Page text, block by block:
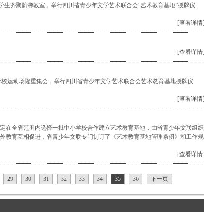
生齐聚阶梯教室，举行四川省青少年文学艺术联合会“艺术教育基地”授牌仪
[查看详情]
[查看详情]
运动场隆重集会，举行四川省青少年文学艺术联合会艺术教育基地授牌仪
[查看详情]
在全省范围内选择一批中小学校合作建立艺术教育基地，由省青少年文联组织
教育互相促进，省青少年文联专门制订了《艺术教育基地管理条例》和工作规
[查看详情]
29 30 31 32 33 34 35 36 下一页